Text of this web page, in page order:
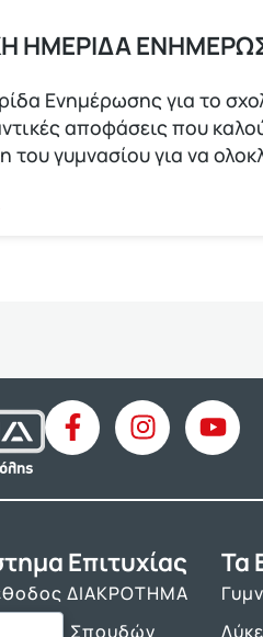
ΗΜΕΡΙΔΑ
Ενημέρωσης για το
αποφάσεις που
του γυμνασίου για να
Επιτυχίας
ΔΙΑΚΡΟΤΗΜΑ
Σπουδών
Τα